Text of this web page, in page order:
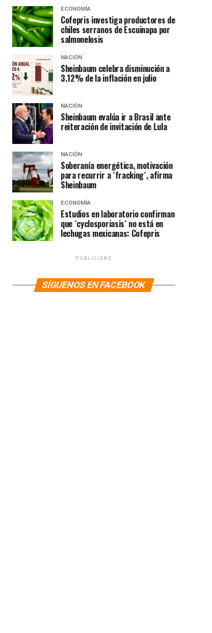
ECONOMÍA
Cofepris investiga productores de
chiles serranos de Escuinapa por
salmonelosis
NACIÓN
Sheinbaum celebra disminución a
3.12% de la inflación en julio
NACIÓN
Sheinbaum evalúa ir a Brasil ante
reiteración de invitación de Lula
NACIÓN
Soberanía energética, motivación
para recurrir a ´fracking´, afirma
Sheinbaum
ECONOMÍA
Estudios en laboratorio confirman
que ´cyclosporiasis´ no está en
lechugas mexicanas: Cofepris
PUBLICIDAD
SÍGUENOS EN FACEBOOK